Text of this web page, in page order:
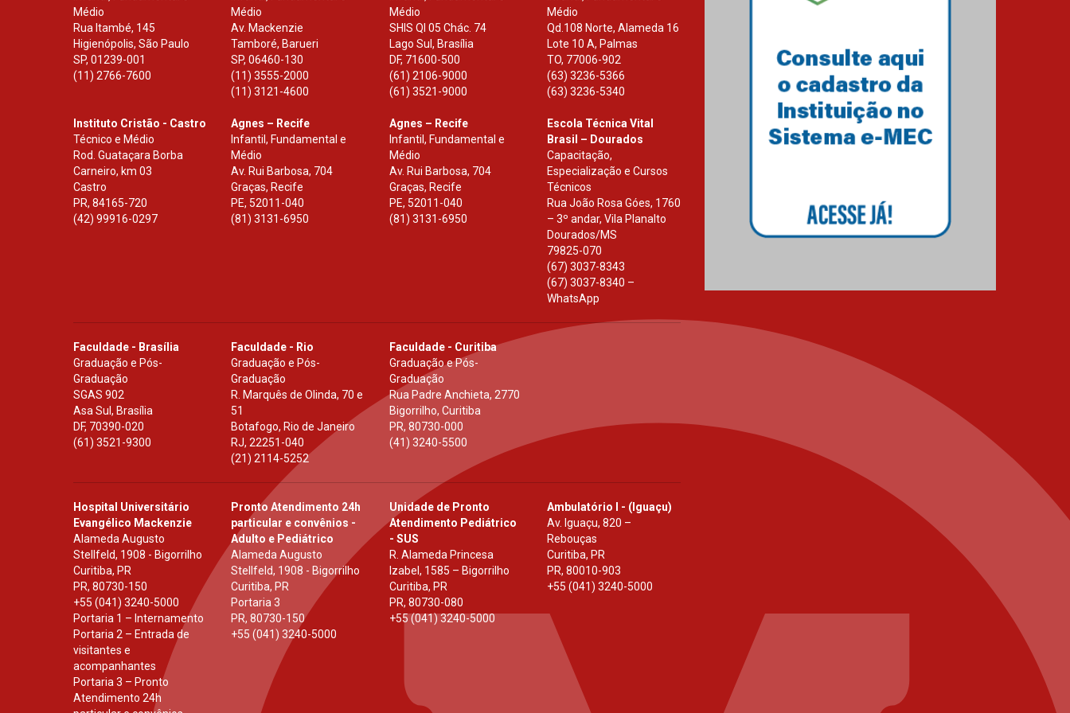
Unimed Curitiba
Médio
Rua Itambé, 145
Higienópolis, São Paulo
SP, 01239-001
(11) 2766-7600
Médio
Av. Mackenzie
Tamboré, Barueri
SP,06460-130
(11) 3555-2000
(11) 3121-4600
Médio
SHIS Ql 05 Chác. 74
Lago Sul, Brasília
DF, 71600-500
(61) 2106-9000
(61) 3521-9000
Médio
Qd.108 Norte, Alameda 16
Lote 10 A, Palmas
TO, 77006-902
(63) 3236-5366
(63) 3236-5340
Instituto Cristão - Castro
Técnico e Médio
Rod. Guataçara Borba
Carneiro, km 03
Castro
PR, 84165-720
(42) 99916-0297
Agnes – Recife
Infantil, Fundamental e
Médio
Av. Rui Barbosa, 704
Graças, Recife
PE, 52011-040
(81) 3131-6950
Agnes – Recife
Infantil, Fundamental e
Médio
Av. Rui Barbosa, 704
Graças, Recife
PE, 52011-040
(81) 3131-6950
Escola Técnica Vital
Brasil – Dourados
Capacitação,
Especialização e Cursos
Técnicos
Rua João Rosa Góes, 1760
– 3º andar, Vila Planalto
Dourados/MS
79825-070
(67) 3037-8343
(67) 3037-8340 –
WhatsApp
Faculdade - Brasília
Graduação e Pós-
Graduação
SGAS 902
Asa Sul, Brasília
DF, 70390-020
(61) 3521-9300
Faculdade - Rio
Graduação e Pós-
Graduação
R. Marquês de Olinda, 70 e
51
Botafogo, Rio de Janeiro
RJ,22251-040
(21) 2114-5252
Faculdade - Curitiba
Graduação e Pós-
Graduação
Rua Padre Anchieta, 2770
Bigorrilho, Curitiba
PR, 80730-000
(41) 3240-5500
Hospital Universitário
Evangélico Mackenzie
Alameda Augusto
Stellfeld, 1908 - Bigorrilho
Curitiba, PR
PR, 80730-150
+55 (041) 3240-5000
Portaria 1 – Internamento
Portaria 2 – Entrada de
visitantes e
acompanhantes
Portaria 3 – Pronto
Atendimento 24h
Pronto Atendimento 24h
particular e convênios -
Adulto e Pediátrico
Alameda Augusto
Stellfeld, 1908 - Bigorrilho
Curitiba, PR
Portaria 3
PR,80730-150
+55 (041) 3240-5000
Unidade de Pronto
Atendimento Pediátrico
- SUS
R. Alameda Princesa
Izabel, 1585 – Bigorrilho
Curitiba, PR
PR, 80730-080
+55 (041) 3240-5000
Ambulatório I - (Iguaçu)
Av. Iguaçu, 820 –
Rebouças
Curitiba, PR
PR, 80010-903
+55 (041) 3240-5000